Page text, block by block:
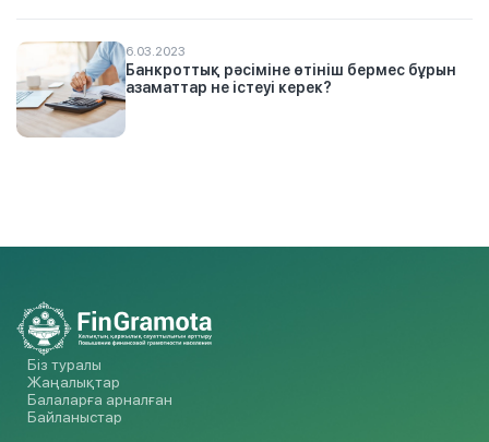
6.03.2023
Банкроттық рәсіміне өтініш бермес бұрын
азаматтар не істеуі керек?
Біз туралы
Жаңалықтар
Балаларға арналған
Байланыстар